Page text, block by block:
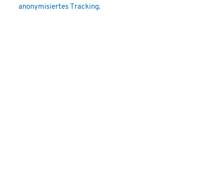
anonymisiertes Tracking.